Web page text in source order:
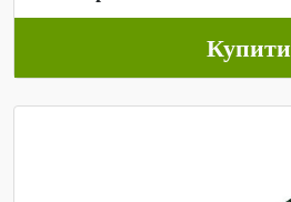
Купити